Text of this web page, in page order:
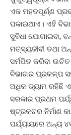
ଏକ ମହତପୂର୍ଣ୍ଣ
ପକାଇଥାଏ। ଏହି
ସୁବିଧା ଯୋଗାଇବା,
ମତ୍ସ୍ୟଜୀବୀ ତଥା
ସର୍ମପିତ କରିବା
ବିଭାଗର ପ୍ରକଳ୍ପ
ଅଧିକ ଡ୍ୟାମ ରହିଛି
ସରକାର ପ୍ରଥମ
ଷ୍ଟ୍ରକଚର ନିର୍ମାଣ
ପର୍ଯ୍ୟାୟରେ ଅନ୍ୟ